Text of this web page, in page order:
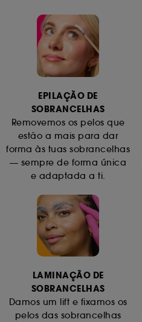
EPILAÇÃO DE
SOBRANCELHAS
Removemos os pelos que
estão a mais para dar
forma às tuas sobrancelhas
— sempre de forma única
e adaptada a ti.
LAMINAÇÃO DE
SOBRANCELHAS
Damos um lift e fixamos os
pelos das sobrancelhas